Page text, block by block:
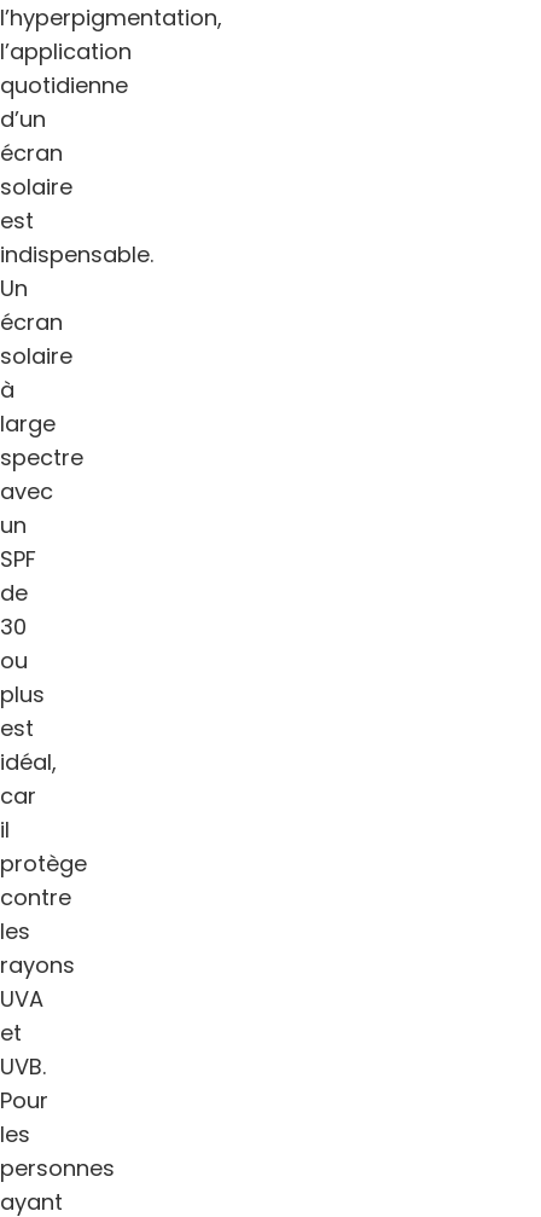
l’hyperpigmentation,
l’application
quotidienne
d’un
écran
solaire
est
indispensable.
Un
écran
solaire
à
large
spectre
avec
un
SPF
de
30
ou
plus
est
idéal,
car
il
protège
contre
les
rayons
UVA
et
UVB.
Pour
les
personnes
ayant